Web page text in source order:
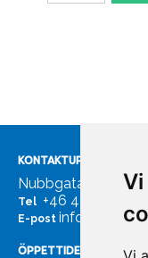
KONTAKTUPPGIFTER
Nubbgatan 7, 211
Tel +46 40185561
E-post
ÖPPETTIDER